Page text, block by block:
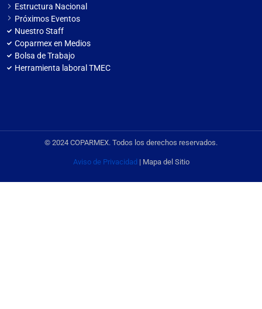
Estructura Nacional
Próximos Eventos
Nuestro Staff
Coparmex en Medios
Bolsa de Trabajo
Herramienta laboral TMEC
© 2024 COPARMEX. Todos los derechos reservados.
Aviso de Privacidad | Mapa del Sitio